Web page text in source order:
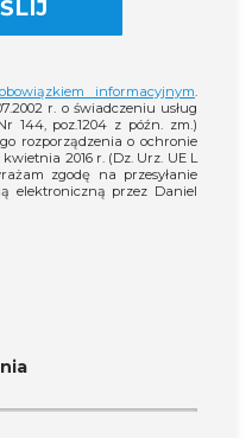
obowiązkiem informacyjnym.
r. o świadczeniu usług
144, poz.1204 z późn. zm.)
rozporządzenia o ochronie
2016 r. (Dz. Urz. UE L
zgodę na przesyłanie
elektroniczną przez Daniel